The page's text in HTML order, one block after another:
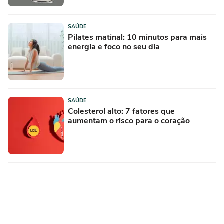
SAÚDE
Pilates matinal: 10 minutos para mais
energia e foco no seu dia
SAÚDE
Colesterol alto: 7 fatores que
aumentam o risco para o coração